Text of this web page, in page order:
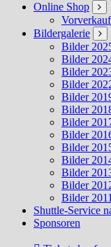
Online Shop
Bildergalerie
Bilder
Bilder
Bilder
Bilder
Bilder
Bilder
Bilder
Bilder
Bilder
Bilder
Bilder
Bilder
Bilder 2011
Shuttle-Service
Sponsoren